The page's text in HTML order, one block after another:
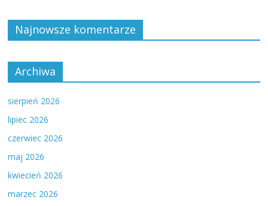
Najnowsze komentarze
Archiwa
sierpień 2026
lipiec 2026
czerwiec 2026
maj 2026
kwiecień 2026
marzec 2026